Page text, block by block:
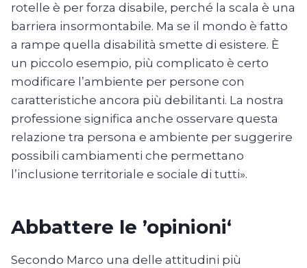
rotelle è per forza disabile, perché la scala è una
barriera insormontabile. Ma se il mondo è fatto
a rampe quella disabilità smette di esistere. È
un piccolo esempio, più complicato è certo
modificare l’ambiente per persone con
caratteristiche ancora più debilitanti. La nostra
professione significa anche osservare questa
relazione tra persona e ambiente per suggerire
possibili cambiamenti che permettano
l’inclusione territoriale e sociale di tutti».
Abbattere le ’opinioni‘
Secondo Marco una delle attitudini più